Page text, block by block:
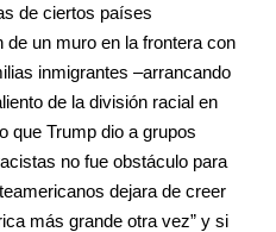
de ciertos países
un muro en la frontera con
inmigrantes –arrancando
de la división racial en
que Trump dio a grupos
no fue obstáculo para
dejara de creer
más grande otra vez” y si